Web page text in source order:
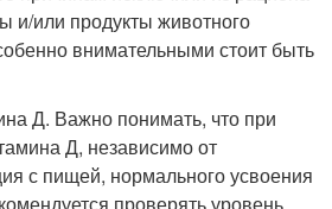
и/или продукты животного
внимательными стоит быть
Д. Важно понимать, что при
Д, независимо от
с пищей, нормального усвоения